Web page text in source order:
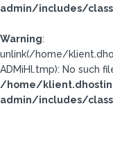
admin/includes/
Warning:
unlink(/home/
ADMiHl.tmp): No such
/home/
admin/includes/